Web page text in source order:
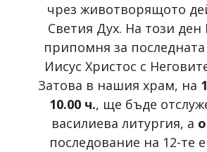
чрез животворящото
Светия Дух. На този
припомня за
Иисус Христос с
Затова в нашия храм, на
10.00 ч., ще бъде
василиева литургия, а
последование на 12-те